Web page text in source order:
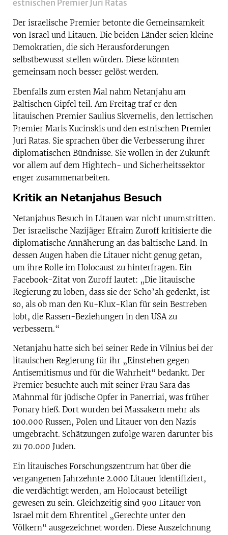
estnischen Premier Juri Ratas
Der israelische Premier betonte die Gemeinsamkeit
von Israel und Litauen. Die beiden Länder seien kleine
Demokratien, die sich Herausforderungen
selbstbewusst stellen würden. Diese könnten
gemeinsam noch besser gelöst werden.
Ebenfalls zum ersten Mal nahm Netanjahu am
Baltischen Gipfel teil. Am Freitag traf er den
litauischen Premier Saulius Skvernelis, den lettischen
Premier Maris Kucinskis und den estnischen Premier
Juri Ratas. Sie sprachen über die Verbesserung ihrer
diplomatischen Bündnisse. Sie wollen in der Zukunft
vor allem auf dem Hightech- und Sicherheitssektor
enger zusammenarbeiten.
Kritik an Netanjahus Besuch
Netanjahus Besuch in Litauen war nicht unumstritten.
Der israelische Nazijäger Efraim Zuroff kritisierte die
diplomatische Annäherung an das baltische Land. In
dessen Augen haben die Litauer nicht genug getan,
um ihre Rolle im Holocaust zu hinterfragen. Ein
Facebook-Zitat von Zuroff lautet: „Die litauische
Regierung zu loben, dass sie der Scho’ah gedenkt, ist
so, als ob man den Ku-Klux-Klan für sein Bestreben
lobt, die Rassen-Beziehungen in den USA zu
verbessern.“
Netanjahu hatte sich bei seiner Rede in Vilnius bei der
litauischen Regierung für ihr „Einstehen gegen
Antisemitismus und für die Wahrheit“ bedankt. Der
Premier besuchte auch mit seiner Frau Sara das
Mahnmal für jüdische Opfer in Panerriai, was früher
Ponary hieß. Dort wurden bei Massakern mehr als
100.000 Russen, Polen und Litauer von den Nazis
umgebracht. Schätzungen zufolge waren darunter bis
zu 70.000 Juden.
Ein litauisches Forschungszentrum hat über die
vergangenen Jahrzehnte 2.000 Litauer identifiziert,
die verdächtigt werden, am Holocaust beteiligt
gewesen zu sein. Gleichzeitig sind 900 Litauer von
Israel mit dem Ehrentitel „Gerechte unter den
Völkern“ ausgezeichnet worden. Diese Auszeichnung